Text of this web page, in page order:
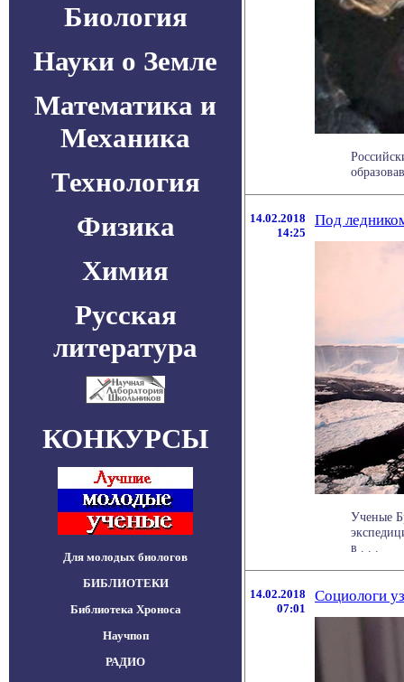
Биология
Науки о Земле
Математика и
Механика
Технология
Физика
Химия
Русская
литература
КОНКУРСЫ
Для молодых биологов
БИБЛИОТЕКИ
Библиотека Хроноса
Научпоп
РАДИО
14.02.2018
14:25
Под
Ученые
в . . .
14.02.2018
07:01
Социологи